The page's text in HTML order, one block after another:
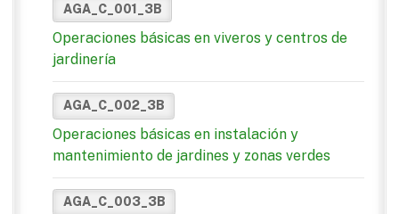
AGA_C_001_3B
Operaciones básicas en viveros y centros de
jardinería
AGA_C_002_3B
Operaciones básicas en instalación y
mantenimiento de jardines y zonas verdes
AGA_C_003_3B